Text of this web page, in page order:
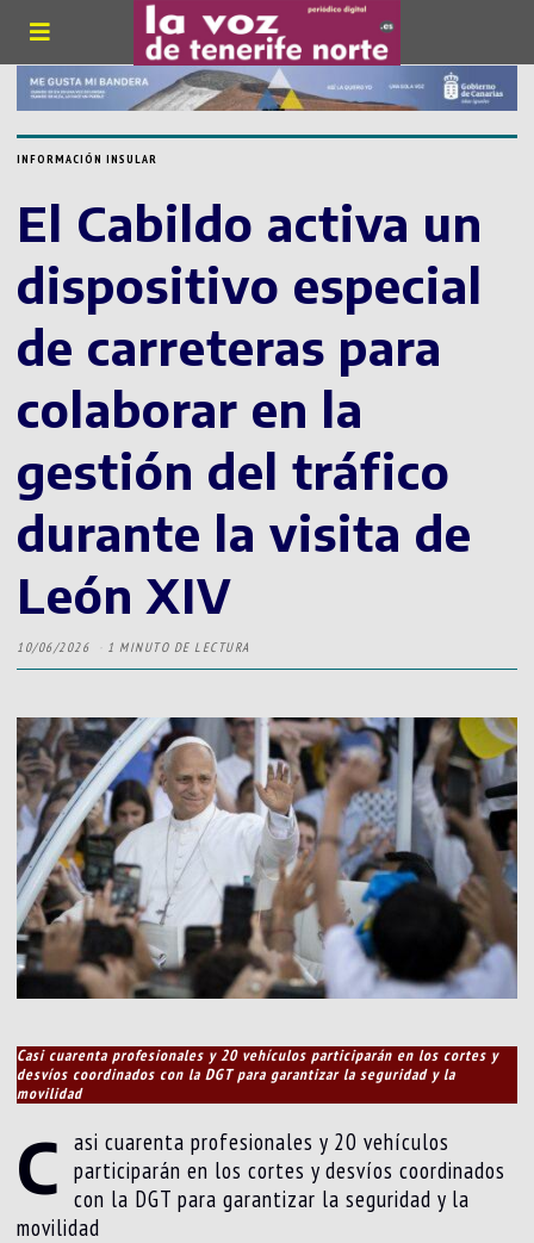
INFORMACIÓN INSULAR
El Cabildo activa un
dispositivo especial
de carreteras para
colaborar en la
gestión del tráfico
durante la visita de
León XIV
10/06/2026 1 MINUTO DE LECTURA
Casi cuarenta profesionales y 20 vehículos participarán en los cortes y
desvíos coordinados con la DGT para garantizar la seguridad y la
movilidad
C asi cuarenta profesionales y 20 vehículos
participarán en los cortes y desvíos coordinados
con la DGT para garantizar la seguridad y la
movilidad